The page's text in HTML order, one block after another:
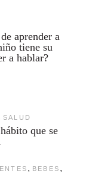
aprender a
tiene su
a hablar?
SALUD
que se
, BEBES ,